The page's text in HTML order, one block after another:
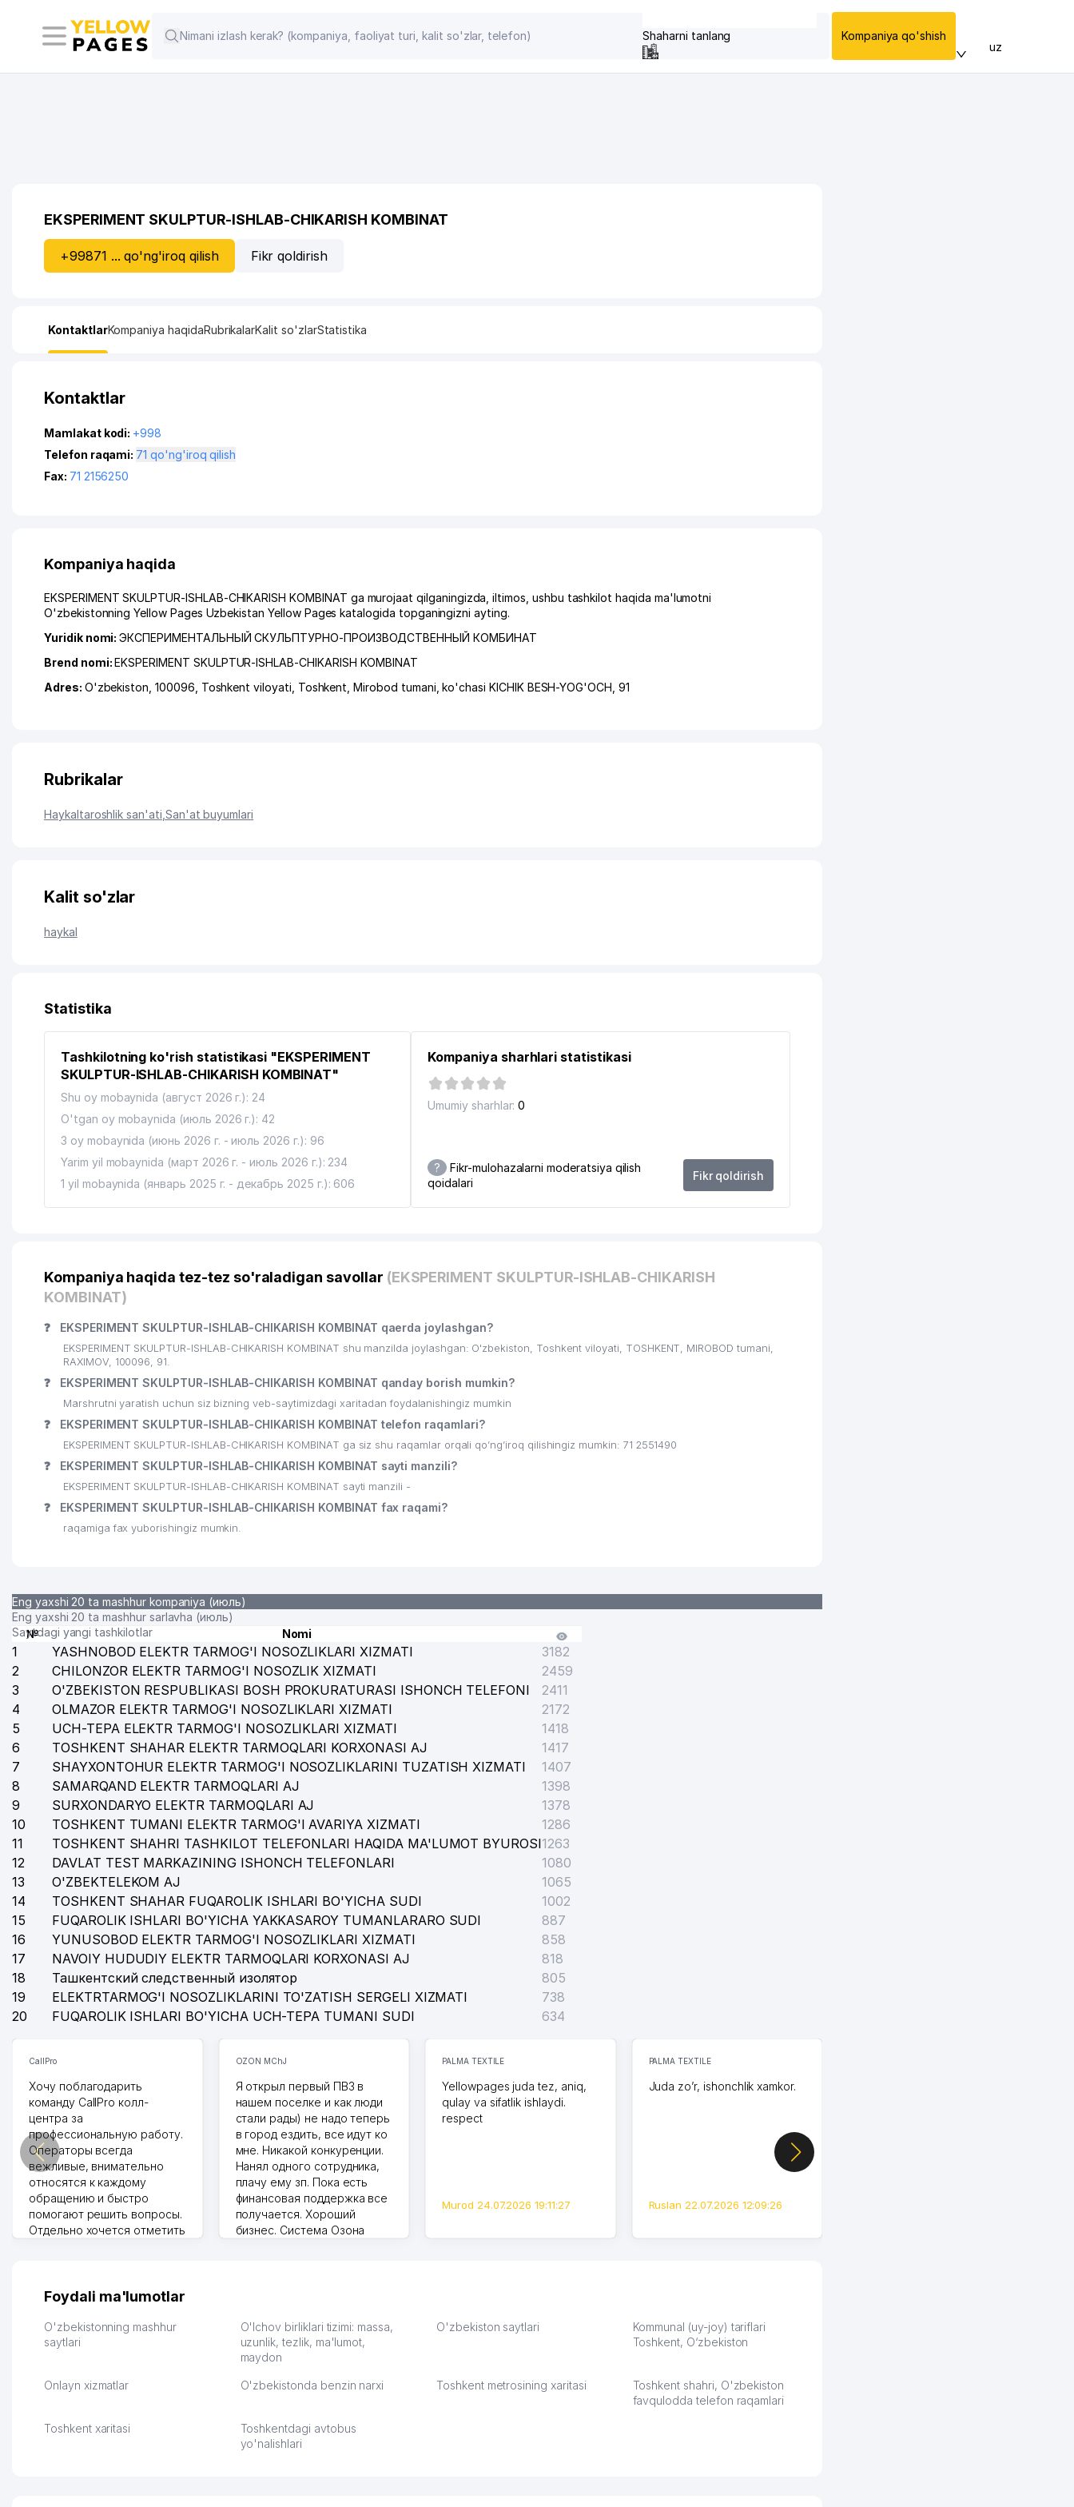
Shaharni tanlang Kompaniya qo'shish
uz
EKSPERIMENT SKULPTUR-ISHLAB-CHIKARISH KOMBINAT
+99871 ... qo'ng'iroq qilish Fikr qoldirish
KontaktlarKompaniya haqidaRubrikalarKalit so'zlarStatistika
Kontaktlar
Mamlakat kodi: +998
Telefon raqami:
71 qo'ng'iroq qilish
Fax: 71 2156250
Kompaniya haqida
EKSPERIMENT SKULPTUR-ISHLAB-CHIKARISH KOMBINAT ga murojaat qilganingizda, iltimos, ushbu tashkilot haqida ma'lumotni
O'zbekistonning Yellow Pages Uzbekistan Yellow Pages katalogida topganingizni ayting.
Yuridik nomi:ЭКСПЕРИМЕНТАЛЬНЫЙ СКУЛЬПТУРНО-ПРОИЗВОДСТВЕННЫЙ КОМБИНАТ
Brend nomi:EKSPERIMENT SKULPTUR-ISHLAB-CHIKARISH KOMBINAT
Adres: O'zbekiston, 100096, Toshkent viloyati Toshkent ,Mirobod tumani ,ko'chasi KICHIK BESH-YOG'OCH , 91
Rubrikalar
Haykaltaroshlik san'ati San'at buyumlari
Kalit so'zlar
haykal
Statistika
Tashkilotning ko'rish statistikasi "EKSPERIMENT
SKULPTUR-ISHLAB-CHIKARISH KOMBINAT"
Shu oy mobaynida (август 2026 г.): 24
O'tgan oy mobaynida (июль 2026 г.): 42
3 oy mobaynida (июнь 2026 г. - июль 2026 г.): 96
Yarim yil mobaynida (март 2026 г. - июль 2026 г.): 234
1 yil mobaynida (январь 2025 г. - декабрь 2025 г.): 606
Kompaniya sharhlari statistikasi
Umumiy sharhlar: 0
?
Fikr-mulohazalarni moderatsiya qilish
qoidalari
Fikr qoldirish
Kompaniya haqida tez-tez so'raladigan savollar (EKSPERIMENT SKULPTUR-ISHLAB-CHIKARISH
KOMBINAT)
❓ EKSPERIMENT SKULPTUR-ISHLAB-CHIKARISH KOMBINAT qaerda joylashgan?
EKSPERIMENT SKULPTUR-ISHLAB-CHIKARISH KOMBINAT shu manzilda joylashgan: O'zbekiston, Toshkent viloyati, TOSHKENT, MIROBOD tumani,
RAXIMOV, 100096, 91.
❓ EKSPERIMENT SKULPTUR-ISHLAB-CHIKARISH KOMBINAT qanday borish mumkin?
Marshrutni yaratish uchun siz bizning veb-saytimizdagi xaritadan foydalanishingiz mumkin
❓ EKSPERIMENT SKULPTUR-ISHLAB-CHIKARISH KOMBINAT telefon raqamlari?
EKSPERIMENT SKULPTUR-ISHLAB-CHIKARISH KOMBINAT ga siz shu raqamlar orqali qo’ng’iroq qilishingiz mumkin: 71 2551490
❓ EKSPERIMENT SKULPTUR-ISHLAB-CHIKARISH KOMBINAT sayti manzili?
EKSPERIMENT SKULPTUR-ISHLAB-CHIKARISH KOMBINAT sayti manzili -
❓ EKSPERIMENT SKULPTUR-ISHLAB-CHIKARISH KOMBINAT fax raqami?
raqamiga fax yuborishingiz mumkin.
Eng yaxshi 20 ta mashhur kompaniya (июль)
Eng yaxshi 20 ta mashhur sarlavha (июль)
Saytdagi yangi tashkilotlar
№ Nomi
1 YASHNOBOD ELEKTR TARMOG'I NOSOZLIKLARI XIZMATI
3182
2
CHILONZOR ELEKTR TARMOG'I NOSOZLIK XIZMATI
2459
3
O'ZBEKISTON RESPUBLIKASI BOSH PROKURATURASI ISHONCH TELEFONI
2411
4
OLMAZOR ELEKTR TARMOG'I NOSOZLIKLARI XIZMATI
2172
5
UCH-TEPA ELEKTR TARMOG'I NOSOZLIKLARI XIZMATI
1418
6
TOSHKENT SHAHAR ELEKTR TARMOQLARI KORXONASI AJ
1417
7
SHAYXONTOHUR ELEKTR TARMOG'I NOSOZLIKLARINI TUZATISH XIZMATI
1407
8
SAMARQAND ELEKTR TARMOQLARI AJ
1398
9
SURXONDARYO ELEKTR TARMOQLARI AJ
1378
10
TOSHKENT TUMANI ELEKTR TARMOG'I AVARIYA XIZMATI
1286
11
TOSHKENT SHAHRI TASHKILOT TELEFONLARI HAQIDA MA'LUMOT BYUROSI1263
12
DAVLAT TEST MARKAZINING ISHONCH TELEFONLARI
1080
13
O'ZBEKTELEKOM AJ
1065
14
TOSHKENT SHAHAR FUQAROLIK ISHLARI BO'YICHA SUDI
1002
15
FUQAROLIK ISHLARI BO'YICHA YAKKASAROY TUMANLARARO SUDI
887
16
YUNUSOBOD ELEKTR TARMOG'I NOSOZLIKLARI XIZMATI
858
17
NAVOIY HUDUDIY ELEKTR TARMOQLARI KORXONASI AJ
818
18
Ташкентский следственный изолятор
805
19
ELEKTRTARMOG'I NOSOZLIKLARINI TO'ZATISH SERGELI XIZMATI
738
20
FUQAROLIK ISHLARI BO'YICHA UCH-TEPA TUMANI SUDI 634
CallPro
Хочу поблагодарить
команду CallPro колл-
центра за
профессиональную работу.
Операторы всегда
вежливые, внимательно
относятся к каждому
обращению и быстро
помогают решить вопросы.
Отдельно хочется отметить
их работе значительно
обслуживания клиентов.
Рекомендую этот колл-
Vip Brand 31.07.2026 11:43:39
OZON MChJ
Я открыл первый ПВЗ в
нашем поселке и как люди
стали рады) не надо теперь
в город ездить, все идут ко
мне. Никакой конкуренции.
Нанял одного сотрудника,
плачу ему зп. Пока есть
финансовая поддержка все
получается. Хороший
бизнес. Система Озона
тут у нас уже есть ПВЗ.
Выгодное дело и
спокойное.
PALMA TEXTILE
Yellowpages juda tez, aniq,
qulay va sifatlik ishlaydi.
respect
Murod 24.07.2026 19:11:27
PALMA TEXTILE
Juda zo’r, ishonchlik xamkor.
Ruslan 22.07.2026 12:09:26
Foydali ma'lumotlar
O'zbekistonning mashhur
saytlari
O'lchov birliklari tizimi: massa,
uzunlik, tezlik, ma'lumot,
maydon
O'zbekiston saytlari
Kommunal (uy-joy) tariflari
Toshkent, O‘zbekiston
Onlayn xizmatlar O'zbekistonda benzin narxi Toshkent metrosining xaritasi
Toshkent shahri, O'zbekiston
favqulodda telefon raqamlari
Toshkent xaritasi
Toshkentdagi avtobus
yo'nalishlari